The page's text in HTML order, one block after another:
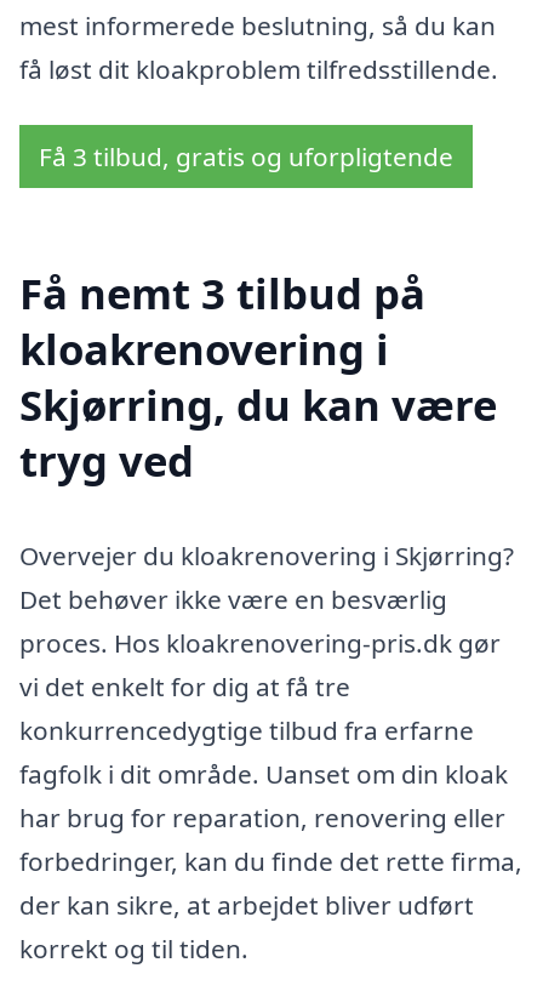
mest informerede beslutning, så du kan
få løst dit kloakproblem tilfredsstillende.
Få 3 tilbud, gratis og uforpligtende
Få nemt 3 tilbud på
kloakrenovering i
Skjørring, du kan være
tryg ved
Overvejer du kloakrenovering i Skjørring?
Det behøver ikke være en besværlig
proces. Hos kloakrenovering-pris.dk gør
vi det enkelt for dig at få tre
konkurrencedygtige tilbud fra erfarne
fagfolk i dit område. Uanset om din kloak
har brug for reparation, renovering eller
forbedringer, kan du finde det rette firma,
der kan sikre, at arbejdet bliver udført
korrekt og til tiden.